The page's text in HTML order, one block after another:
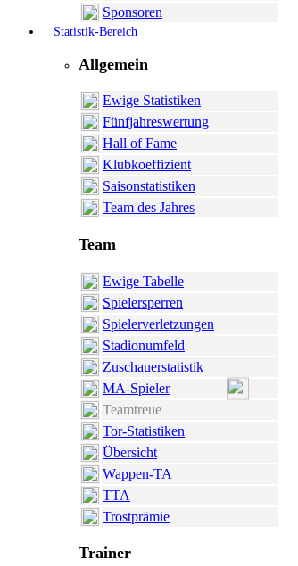
Sponsoren
Statistik-Bereich
Allgemein
Ewige Statistiken
Fünfjahreswertung
Hall of Fame
Klubkoeffizient
Saisonstatistiken
Team des Jahres
Team
Ewige Tabelle
Spielersperren
Spielerverletzungen
Stadionumfeld
Zuschauerstatistik
MA-Spieler
Teamtreue
Tor-Statistiken
Übersicht
Wappen-TA
TTA
Trostprämie
Trainer